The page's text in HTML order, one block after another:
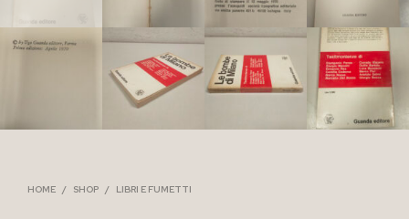
HOME / SHOP / LIBRI E FUMETTI